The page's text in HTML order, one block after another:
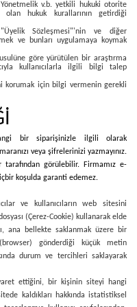
v.b. yetkili hukuki otorite
olan hukuk kurallarının getirdiği
"Üyelik Sözleşmesi"'nin ve diğer
ve bunları uygulamaya koymak
göre yürütülen bir araştırma
kullanıcılarla ilgili bilgi talep
korumak için bilgi vermenin gerekli
bir siparişinizle ilgili olarak
veya şifrelerinizi yazmayınız.
görülebilir. Firmamız e-
koşulda garanti edemez.
ve kullanıcıların web sitesini
(Çerez-Cookie) kullanarak elde
ana bellekte saklanmak üzere bir
(browser) gönderdiği küçük metin
durum ve tercihleri saklayarak
ettiğini, bir kişinin siteyi hangi
kaldıkları hakkında istatistiksel